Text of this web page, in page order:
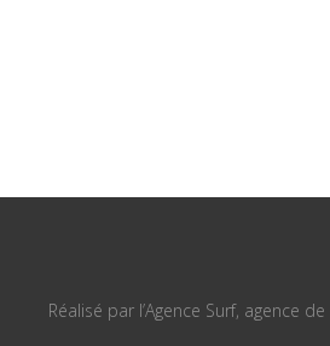
Réalisé par l’Agence Surf, agence